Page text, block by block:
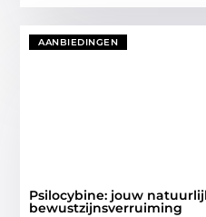
AANBIEDINGEN
Psilocybine: jouw
bewustzijnsverruiming